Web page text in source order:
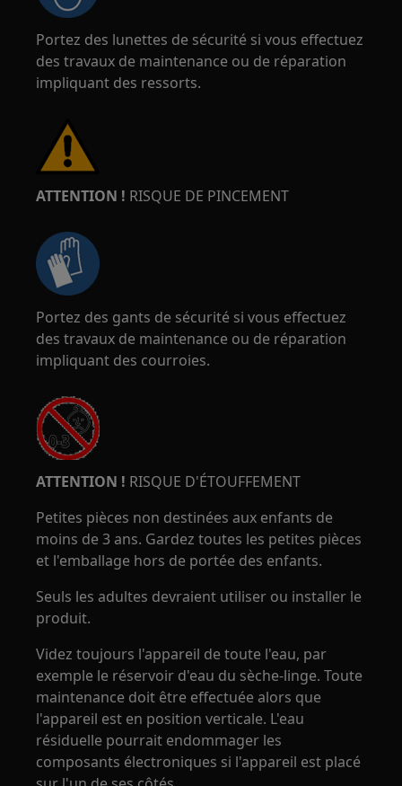
Portez des lunettes de sécurité si vous effectuez
des travaux de maintenance ou de réparation
impliquant des ressorts.
ATTENTION ! RISQUE DE PINCEMENT
Portez des gants de sécurité si vous effectuez
des travaux de maintenance ou de réparation
impliquant des courroies.
ATTENTION ! RISQUE D'ÉTOUFFEMENT
Petites pièces non destinées aux enfants de
moins de 3 ans. Gardez toutes les petites pièces
et l'emballage hors de portée des enfants.
Seuls les adultes devraient utiliser ou installer le
produit.
Videz toujours l'appareil de toute l'eau, par
exemple le réservoir d'eau du sèche-linge. Toute
maintenance doit être effectuée alors que
l'appareil est en position verticale. L'eau
résiduelle pourrait endommager les
composants électroniques si l'appareil est placé